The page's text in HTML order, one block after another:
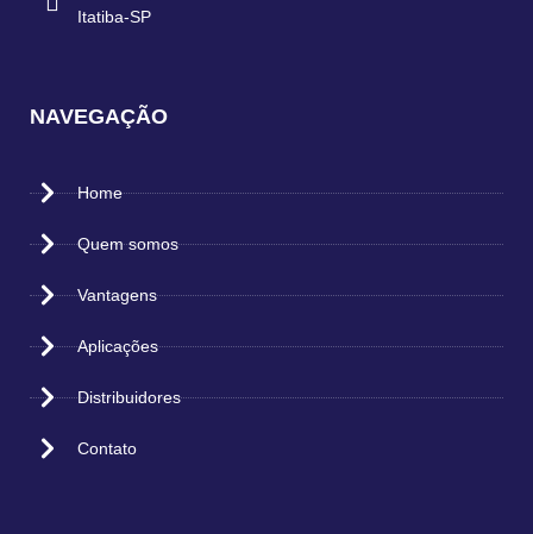
Itatiba-SP
NAVEGAÇÃO
Home
Quem somos
Vantagens
Aplicações
Distribuidores
Contato